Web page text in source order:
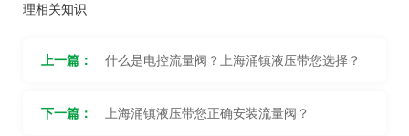
理相关知识
上一篇： 什么是电控流量阀？上海涌镇液压带您选择？
下一篇： 上海涌镇液压带您正确安装流量阀？